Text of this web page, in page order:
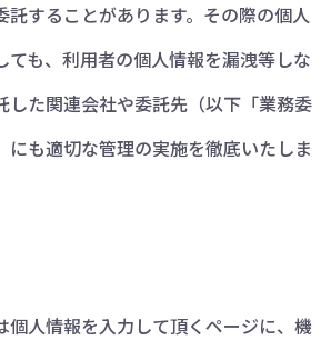
託することがあります。その際の個人
ても、利用者の個人情報を漏洩等しな
した関連会社や委託先（以下「業務委
にも適切な管理の実施を徹底いたしま
個人情報を入力して頂くページに、機